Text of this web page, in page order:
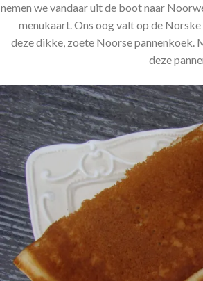
nemen we vandaar uit de boot naar
menukaart. Ons oog valt op de
deze dikke, zoete Noorse pannenkoek.
deze